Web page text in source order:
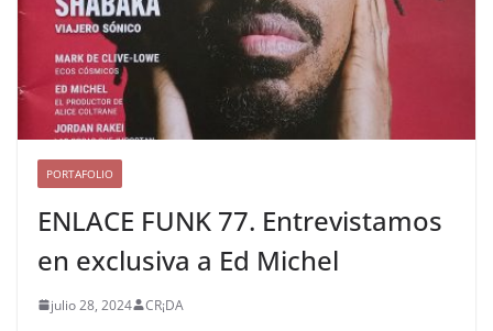
PORTAFOLIO
ENLACE FUNK 77. Entrevistamos
en exclusiva a Ed Michel
julio 28, 2024 CR¡DA